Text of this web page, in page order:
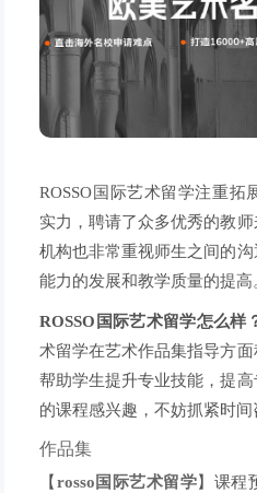
ROSSO国际艺术留学注重
实力，聘请了众多优秀的教师
机构也非常重视师生之间的
能力的发展和教学质量的提高
ROSSO国际艺术留学怎么样
术留学在艺术作品集指导方
帮助学生提升专业技能，提
的课程感兴趣，不妨抓紧时间
作品集
【 rosso国际艺术留学】课程